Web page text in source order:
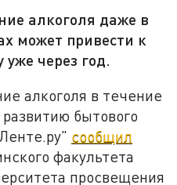
алкоголя даже в
может привести к
через год.
алкоголя в течение
бытового
сообщил
факультета
просвещения